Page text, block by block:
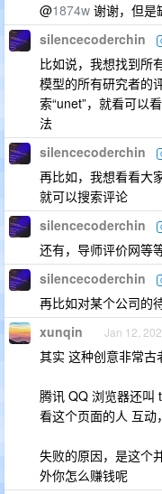
@1874w 谢谢，但是
silencecoderchin
比如说，我想找到
模型的所有研究者的
索“unet”，就看可以
法
silencecoderchin
再比如，我想看看大
就可以搜索评论
silencecoderchin
还有，导师评价网等
silencecoderchin
再比如对某个公司的
xunqin Jan 12,
其实 这种创意非常
腾讯 QQ 浏览器还叫
看这个页面的人 互动
失败的原因，是这个
外你怎么赚钱呢